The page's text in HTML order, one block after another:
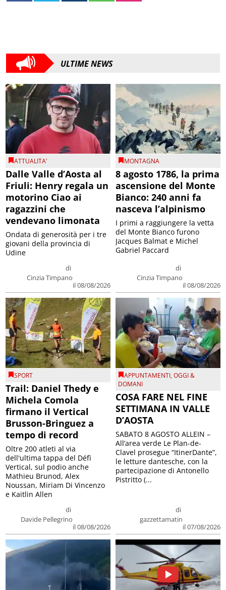
ULTIME NEWS
ATTUALITA'
Dalle Valle d’Aosta al
Friuli: Henry regala un
motorino Ciao ai
ragazzini che
vendevano limonata
di
Cinzia Timpano
il 08/08/2026
Ondata di generosità per i tre
giovani della provincia di
Udine
MONTAGNA
8 agosto 1786, la prima
ascensione del Monte
Bianco: 240 anni fa
nasceva l’alpinismo
di
Cinzia Timpano
il 08/08/2026
I primi a raggiungere la vetta
del Monte Bianco furono
Jacques Balmat e Michel
Gabriel Paccard
SPORT
Trail: Daniel Thedy e
Michela Comola
firmano il Vertical
Brusson-Bringuez a
tempo di record
di
Davide Pellegrino
il 08/08/2026
Oltre 200 atleti al via
dell'ultima tappa del Défì
Vertical, sul podio anche
Mathieu Brunod, Alex
Noussan, Miriam Di Vincenzo
e Kaitlin Allen
APPUNTAMENTI,OGGI &
DOMANI
COSA FARE NEL FINE
SETTIMANA IN VALLE
D’AOSTA
di
gazzettamatin
il 07/08/2026
SABATO 8 AGOSTO ALLEIN –
All’area verde Le Plan-de-
Clavel prosegue “ItinerDante”,
le letture dantesche, con la
partecipazione di Antonello
Pistritto (...